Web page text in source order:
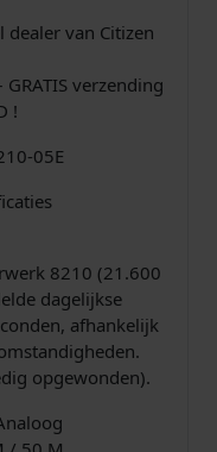
dealer van Citizen
verzending
!
05E
8210 (21.600
dagelijkse
afhankelijk
opgewonden).